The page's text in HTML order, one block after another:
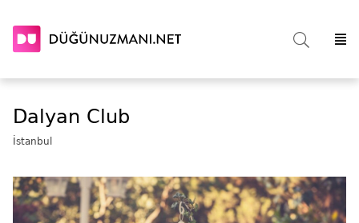
Dalyan Club
İstanbul